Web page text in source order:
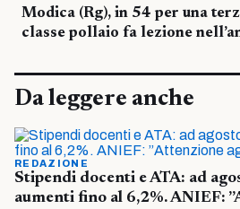
Modica (Rg), in 54 per una
classe pollaio fa lezione
Da leggere anche
REDAZIONE
Stipendi docenti e ATA: ad
aumenti fino al 6,2%. ANIEF: